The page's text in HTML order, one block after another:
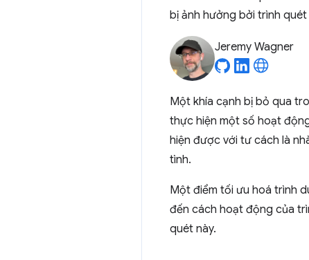
bị ảnh hưởng bởi trình quét
Jeremy Wagner
Một khía cạnh bị bỏ qua
thực hiện một số hoạt
hiện được với tư cách là
tình.
Một điểm tối ưu hoá trình
đến cách hoạt động của
quét này.